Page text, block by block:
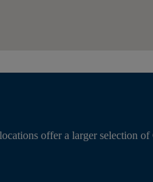
offer a larger selection